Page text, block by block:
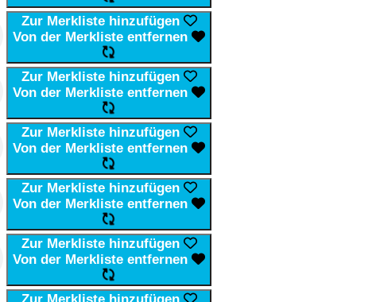
Zur Merkliste hinzufügen
Von der Merkliste entfernen
Zur Merkliste hinzufügen
Von der Merkliste entfernen
Zur Merkliste hinzufügen
Von der Merkliste entfernen
Zur Merkliste hinzufügen
Von der Merkliste entfernen
Zur Merkliste hinzufügen
Von der Merkliste entfernen